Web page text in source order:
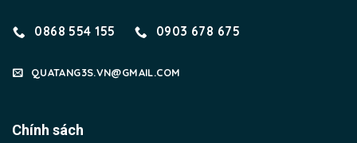
0868 554 155 0903 678 675
QUATANG3S.VN@GMAIL.COM
Chính sách